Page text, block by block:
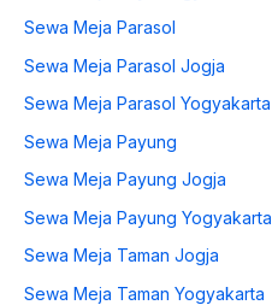
Sewa Meja Parasol
Sewa Meja Parasol Jogja
Sewa Meja Parasol Yogyakarta
Sewa Meja Payung
Sewa Meja Payung Jogja
Sewa Meja Payung Yogyakarta
Sewa Meja Taman Jogja
Sewa Meja Taman Yogyakarta